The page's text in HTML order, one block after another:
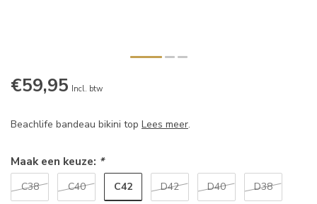
€59,95 Incl. btw
Beachlife bandeau bikini top Lees meer.
Maak een keuze: *
C38 C40 C42 D42 D40 D38